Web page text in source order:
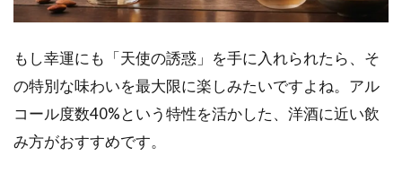
もし幸運にも「天使の誘惑」を手に入れられたら、そ
の特別な味わいを最大限に楽しみたいですよね。アル
コール度数40%という特性を活かした、洋酒に近い飲
み方がおすすめです。